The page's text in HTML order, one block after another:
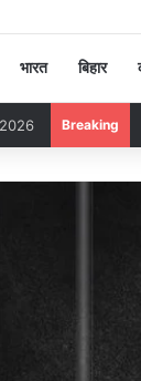
भारत बिहार
Breaking